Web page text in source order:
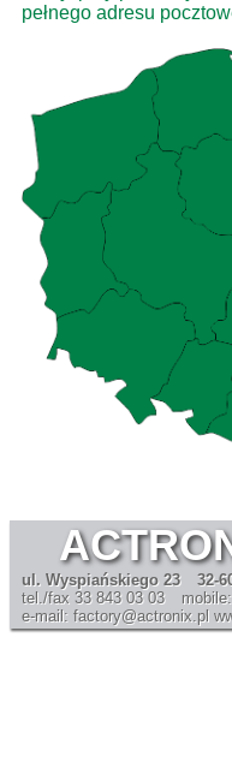
pełnego adresu
ul. Wyspiańskiego 23
tel./fax 33 843 03 03
e-mail: factory@actronix.pl
32-